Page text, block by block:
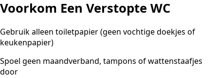
Voorkom Een Verstopte WC
Gebruik alleen toiletpapier (geen vochtige doekjes of
keukenpapier)
Spoel geen maandverband, tampons of wattenstaafjes
door